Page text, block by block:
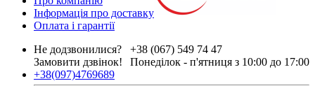
Інформація про доставку
Оплата і гарантії
+38 (067) 549 74 47
Понеділок - п'ятниця з 10:00 до 17:00
Не додзвонилися?
Замовити дзвінок!
+38(097)4769689